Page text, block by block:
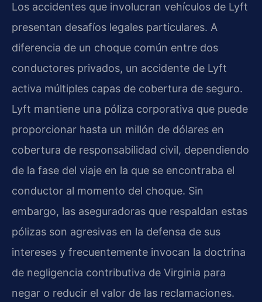
Los accidentes que involucran vehículos de Lyft
presentan desafíos legales particulares. A
diferencia de un choque común entre dos
conductores privados, un accidente de Lyft
activa múltiples capas de cobertura de seguro.
Lyft mantiene una póliza corporativa que puede
proporcionar hasta un millón de dólares en
cobertura de responsabilidad civil, dependiendo
de la fase del viaje en la que se encontraba el
conductor al momento del choque. Sin
embargo, las aseguradoras que respaldan estas
pólizas son agresivas en la defensa de sus
intereses y frecuentemente invocan la doctrina
de negligencia contributiva de Virginia para
negar o reducir el valor de las reclamaciones.